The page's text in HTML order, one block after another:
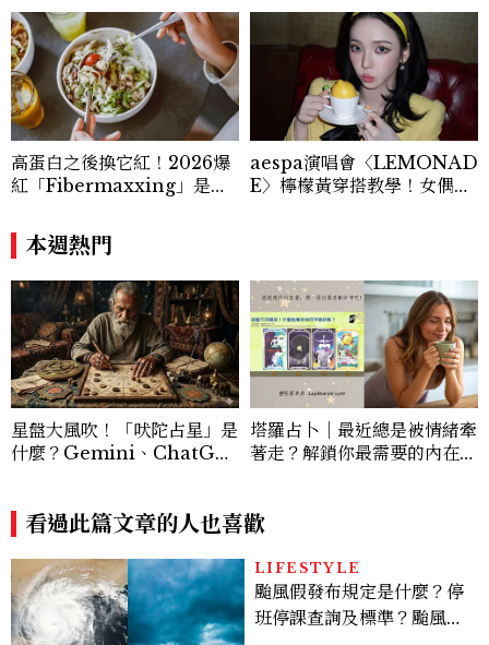
高蛋白之後換它紅！2026爆
紅「Fibermaxxing」是什
狂吃菜
aespa演唱會〈LEMONAD
E〉檸檬黃穿搭教學！女偶像
本週熱門
星盤大風吹！「吠陀占星」是
什麼？Gemini、ChatGP
塔羅占卜｜最近總是被情緒牽
著走？解鎖你最需要的內在平
看過此篇文章的人也喜歡
LIFESTYLE
颱風假發布規定是什麼？停
班停課查詢及標準？颱風假